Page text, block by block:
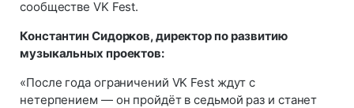
сообществе VK Fest.
Константин Сидорков, директор по развитию
музыкальных проектов:
«После года ограничений VK Fest ждут с
нетерпением — он пройдёт в седьмой раз и станет